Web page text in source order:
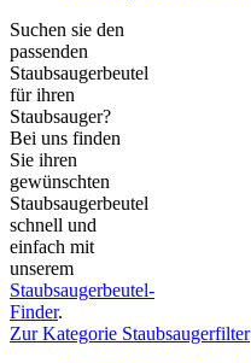
Suchen sie den
passenden
Staubsaugerbeutel
für ihren
Staubsauger?
Bei uns finden
Sie ihren
gewünschten
Staubsaugerbeutel
schnell und
einfach mit
unserem
Staubsaugerbeutel-
Finder.
Zur Kategorie Staubsaugerfilter